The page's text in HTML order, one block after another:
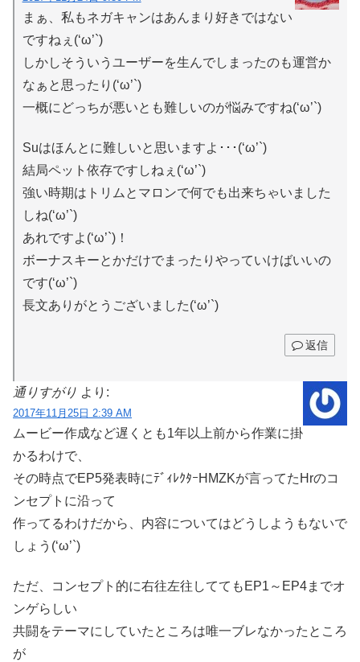
まぁ、私もネガキャンはあんまり好きではない
ですねぇ(‘ω’`)
しかしそういうユーザーを生んでしまったのも運営か
なぁと思ったり(‘ω’`)
一概にどっちが悪いとも難しいのが悩みですね(‘ω’`)
Suはほんとに難しいと思いますよ･･･(‘ω’`)
結局ペット依存ですしねぇ(‘ω’`)
強い時期はトリムとマロンで何でも出来ちゃいました
しね(‘ω’`)
あれですよ(‘ω’`)！
ボーナスキーとかだけでまったりやっていけばいいの
です(‘ω’`)
長文ありがとうございました(‘ω’`)
返信
通りすがり より:
2017年11月25日 2:39 AM
ムービー作成など遅くとも1年以上前から作業に掛
かるわけで、
その時点でEP5発表時にﾃﾞｨﾚｸﾀｰHMZKが言ってたHrのコ
ンセプトに沿って
作ってるわけだから、内容についてはどうしようもないで
しょう(‘ω’`)
ただ、コンセプト的に右往左往しててもEP1～EP4までオ
ンゲらしい
共闘をテーマにしていたところは唯一ブレなかったところ
が